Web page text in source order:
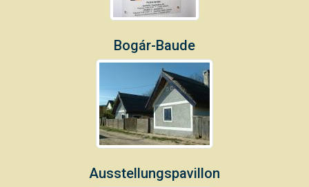
Bogár-Baude
Ausstellungspavillon